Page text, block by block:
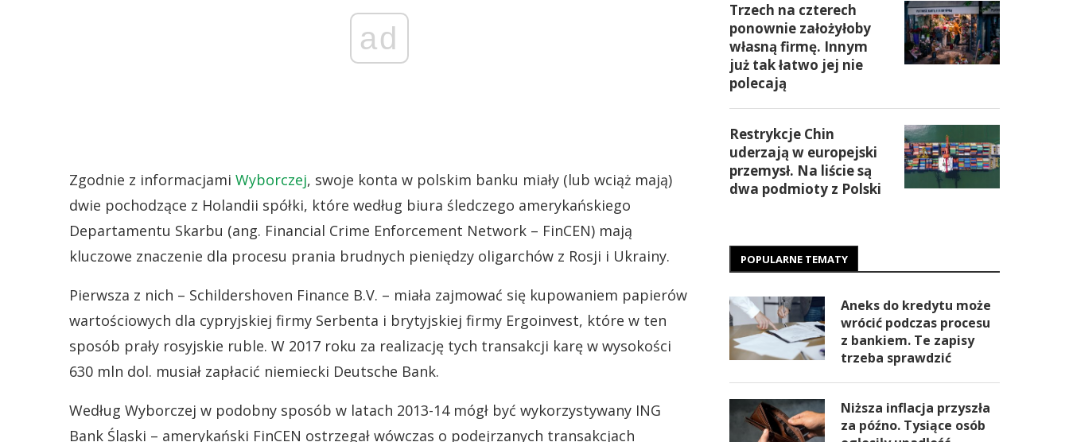
ad
Zgodnie z informacjami Wyborczej, swoje konta w polskim banku miały (lub wciąż mają)
dwie pochodzące z Holandii spółki, które według biura śledczego amerykańskiego
Departamentu Skarbu (ang. Financial Crime Enforcement Network – FinCEN) mają
kluczowe znaczenie dla procesu prania brudnych pieniędzy oligarchów z Rosji i Ukrainy.
Pierwsza z nich – Schildershoven Finance B.V. – miała zajmować się kupowaniem papierów
wartościowych dla cypryjskiej firmy Serbenta i brytyjskiej firmy Ergoinvest, które w ten
sposób prały rosyjskie ruble. W 2017 roku za realizację tych transakcji karę w wysokości
630 mln dol. musiał zapłacić niemiecki Deutsche Bank.
Według Wyborczej w podobny sposób w latach 2013-14 mógł być wykorzystywany ING
Bank Śląski – amerykański FinCEN ostrzegał wówczas o podejrzanych transakcjach
Trzech na czterech
ponownie założyłoby
własną firmę. Innym
już tak łatwo jej nie
polecają
Restrykcje Chin
uderzają w europejski
przemysł. Na liście są
dwa podmioty z Polski
POPULARNE TEMATY
Aneks do kredytu może
wrócić podczas procesu
z bankiem. Te zapisy
trzeba sprawdzić
Niższa inflacja przyszła
za późno. Tysiące osób